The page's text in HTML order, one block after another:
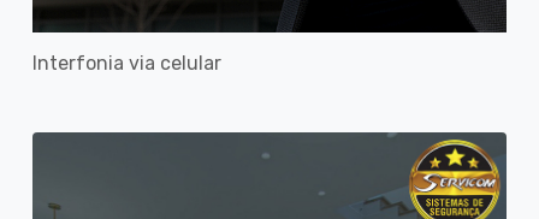
Interfonia via celular